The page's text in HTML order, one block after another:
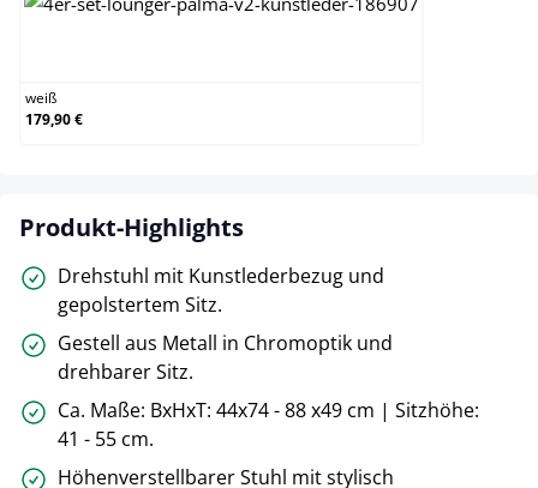
weiß
179,90 €
Produkt-Highlights
Drehstuhl mit Kunstlederbezug und
gepolstertem Sitz.
Gestell aus Metall in Chromoptik und
drehbarer Sitz.
Ca. Maße: BxHxT: 44x74 - 88 x49 cm | Sitzhöhe:
41 - 55 cm.
Höhenverstellbarer Stuhl mit stylisch